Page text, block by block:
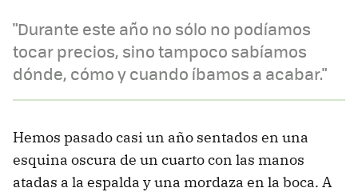
"Durante este año no sólo no podíamos
tocar precios, sino tampoco sabíamos
dónde, cómo y cuando íbamos a acabar."
Hemos pasado casi un año sentados en una
esquina oscura de un cuarto con las manos
atadas a la espalda y una mordaza en la boca. A